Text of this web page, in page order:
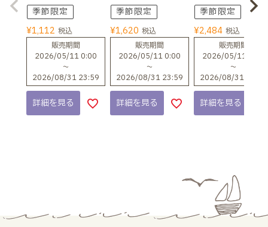
季節限定
¥1,112 税込
販売期間
2026/05/11 0:00
〜
2026/08/31 23:59
詳細を見る
季節限定
¥1,620 税込
販売期間
2026/05/11 0:00
〜
2026/08/31 23:59
詳細を見る
季節限定
¥2,484 税込
販売期間
2026/05/11 0:00
〜
2026/08/31 23:59
詳細を見る